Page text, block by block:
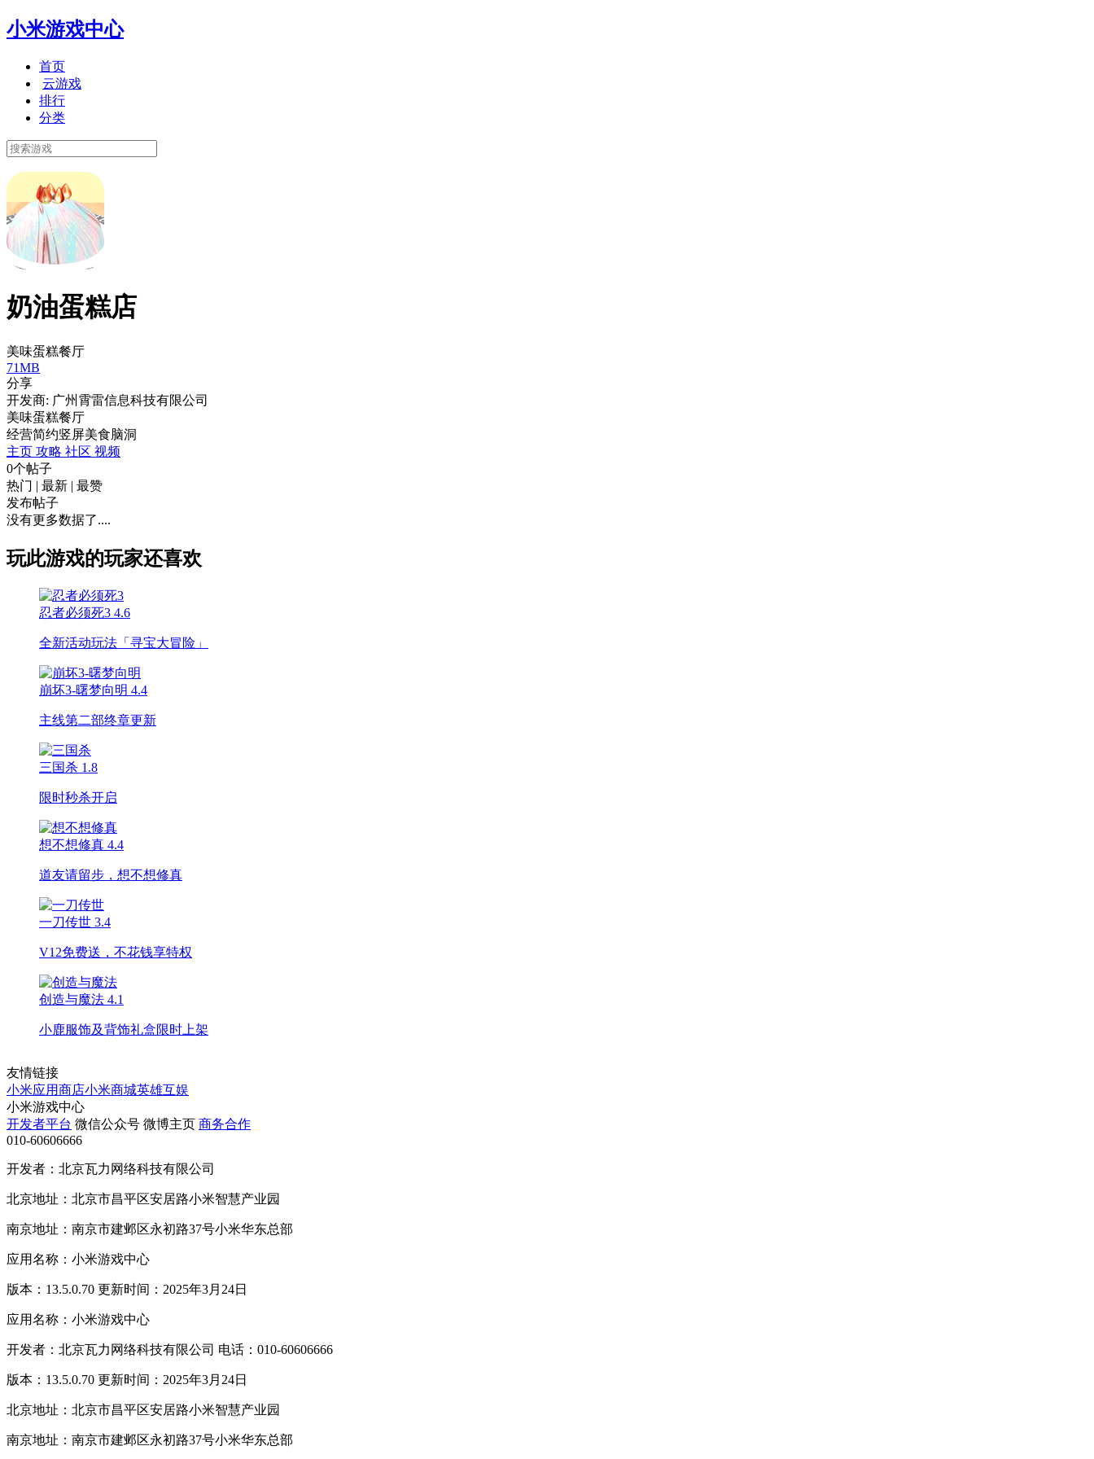
小米游戏中心
首页
云游戏
排行
分类
奶油蛋糕店
美味蛋糕餐厅
71MB
分享
开发商: 广州霄雷信息科技有限公司
美味蛋糕餐厅
经营简约竖屏美食脑洞
主页 攻略 社区 视频
0个帖子
热门 | 最新 | 最赞
发布帖子
没有更多数据了....
玩此游戏的玩家还喜欢
忍者必须死3 4.6
全新活动玩法「寻宝大冒险」
崩坏3-曙梦向明 4.4
主线第二部终章更新
三国杀 1.8
限时秒杀开启
想不想修真 4.4
道友请留步，想不想修真
一刀传世 3.4
V12免费送，不花钱享特权
创造与魔法 4.1
小鹿服饰及背饰礼盒限时上架
友情链接
小米应用商店小米商城英雄互娱
小米游戏中心
开发者平台 微信公众号 微博主页 商务合作
010-60606666
开发者：北京瓦力网络科技有限公司
北京地址：北京市昌平区安居路小米智慧产业园
南京地址：南京市建邺区永初路37号小米华东总部
应用名称：小米游戏中心
版本：13.5.0.70 更新时间：2025年3月24日
应用名称：小米游戏中心
开发者：北京瓦力网络科技有限公司 电话：010-60606666
版本：13.5.0.70 更新时间：2025年3月24日
北京地址：北京市昌平区安居路小米智慧产业园
南京地址：南京市建邺区永初路37号小米华东总部